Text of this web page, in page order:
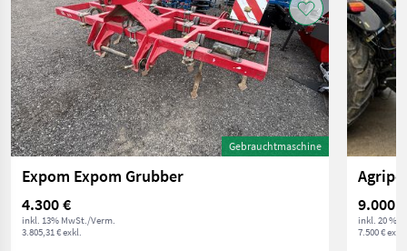
Gebrauchtmaschine
Expom Expom Grubber
4.300 €
inkl. 13% MwSt./Verm.
3.805,31 € exkl.
9.000 €
inkl. 20 %
7.500 € exkl.